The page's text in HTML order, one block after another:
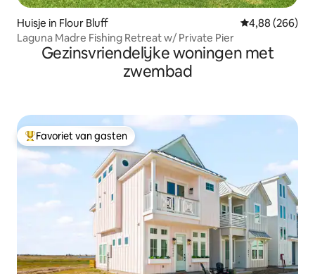
Huisje in Flour Bluff Gemiddelde
4,88 (266)
Laguna Madre Fishing Retreat w/ Private Pier
Gezinsvriendelijke woningen met
zwembad
Topfavoriet van gasten
Favoriet van gasten